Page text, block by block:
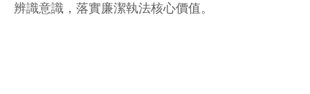
辨識意識，落實廉潔執法核心價值。